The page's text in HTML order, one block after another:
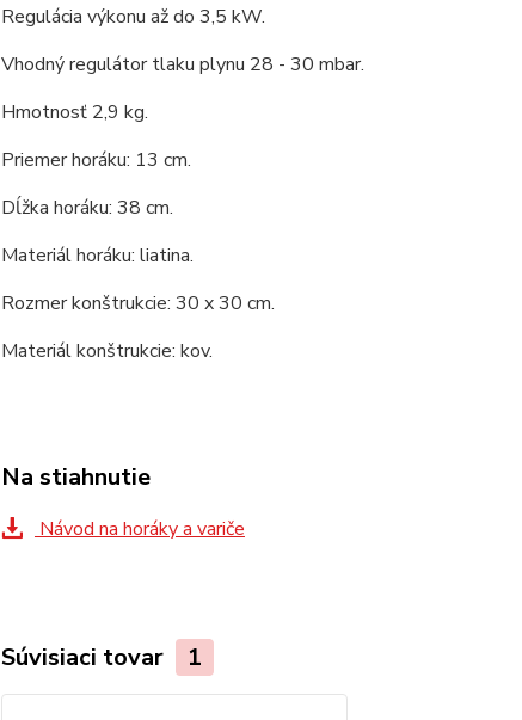
Regulácia výkonu až do 3,5 kW.
Vhodný regulátor tlaku plynu 28 - 30 mbar.
Hmotnosť 2,9 kg.
Priemer horáku: 13 cm.
Dĺžka horáku: 38 cm.
Materiál horáku: liatina.
Rozmer konštrukcie: 30 x 30 cm.
Materiál konštrukcie: kov.
Na stiahnutie
Návod na horáky a variče
Súvisiaci tovar 1